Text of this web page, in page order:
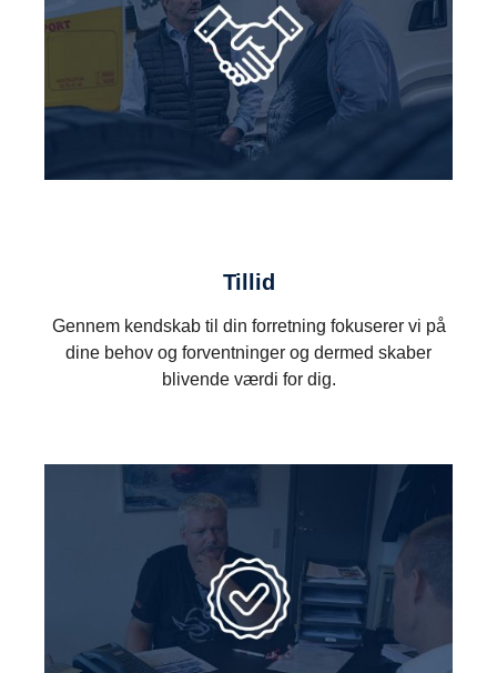
Tillid
Gennem kendskab til din forretning fokuserer vi på
dine behov og forventninger og dermed skaber
blivende værdi for dig.